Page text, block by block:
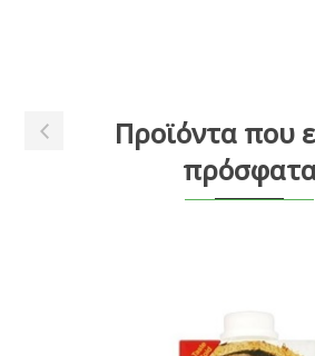
Προϊόντα που